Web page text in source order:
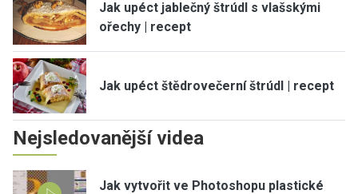
Jak upéct jablečný štrúdl s vlašskými
ořechy | recept
Jak upéct štědrovečerní štrúdl | recept
Nejsledovanější videa
Jak vytvořit ve Photoshopu plastické